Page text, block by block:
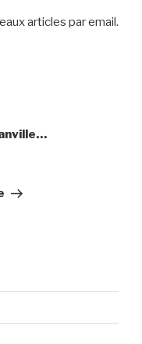
articles par email.